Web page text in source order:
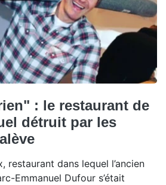
: le restaurant de
détruit par les
restaurant dans lequel l’ancien
Emmanuel Dufour s’était